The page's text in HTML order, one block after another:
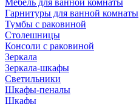
Мебель для ванной комнаты
Гарнитуры для ванной комнаты
Тумбы с раковиной
Столешницы
Консоли с раковиной
Зеркала
Зеркала-шкафы
Светильники
Шкафы-пеналы
Шкафы